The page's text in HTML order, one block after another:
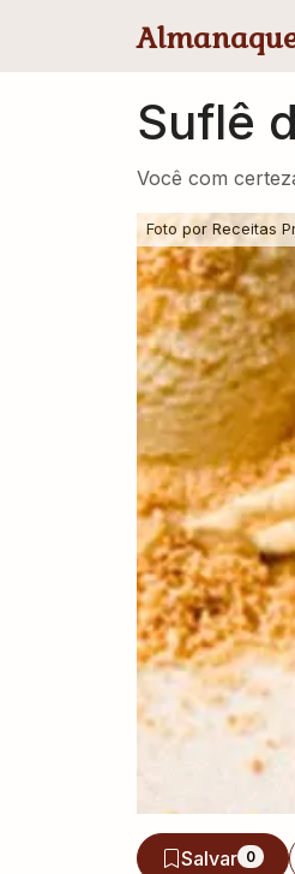
Suflê
Você com
Foto por Receitas
Salvar 0